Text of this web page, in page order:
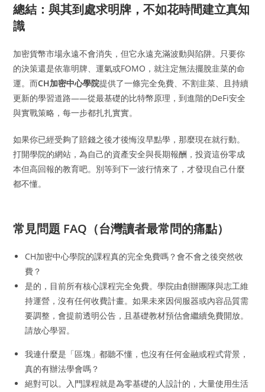
總結：與其到處求明牌，不如花時間建立真知
識
加密貨幣市場永遠不會消失，但它永遠充滿波動與陷阱。只要你
的決策還是依靠明牌、運氣或FOMO，就注定無法擺脫韭菜的命
運。而CH加密中心學院提供了一條完全免費、不割韭菜、且持續
更新的學習道路——從最基礎的比特幣原理，到進階的DeFi安全
與實戰策略，每一步都扎扎實實。
如果你已經受夠了賠錢之後才後悔沒早點學，那麼現在就行動。
打開學院的網站，為自己的資產安全與長期報酬，投資這份零成
本但高回報的教育吧。別等到下一波行情來了，才發現自己什麼
都不懂。
常見問題 FAQ（台灣讀者最常問的痛點）
CH加密中心學院的課程真的完全免費嗎？會不會之後突然收
費？
是的，目前所有核心課程完全免費。學院由創辦團隊與志工維
持運營，沒有任何收費計畫。如果未來因伺服器或內容品質需
要調整，會提前透明公告，且基礎教材預估會繼續免費開放。
請放心學習。
我連什麼是「區塊」都聽不懂，也沒有任何金融或程式背景，
真的有辦法學會嗎？
絕對可以。入門課程就是為零基礎的人設計的，大量使用生活